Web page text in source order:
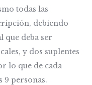
todas las
debiendo
que deba ser
y dos suplentes
lo que de cada
9 personas.